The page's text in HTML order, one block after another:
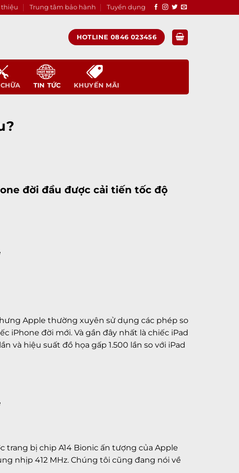
thiệu Trung tâm bảo hành Tuyển dụng
HOTLINE 0846 023456
TIN TỨC KHUYẾN MÃI
đời đầu được cải tiến tốc độ
Apple thường xuyên sử dụng các phép so
iPhone đời mới. Và gần đây nhất là chiếc iPad
và hiệu suất đồ họa gấp 1.500 lần so với iPad
trang bị chip A14 Bionic ấn tượng của Apple
nhịp 412 MHz. Chúng tôi cũng đang nói về